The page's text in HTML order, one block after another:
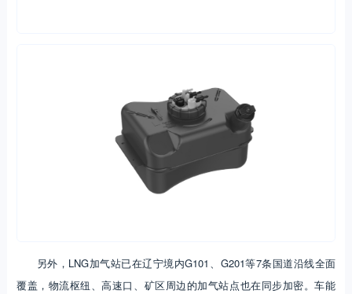
另外，LNG加气站已在辽宁境内G101、G201等7条国道沿线全面
覆盖，物流枢纽、高速口、矿区周边的加气站点也在同步加密。车能